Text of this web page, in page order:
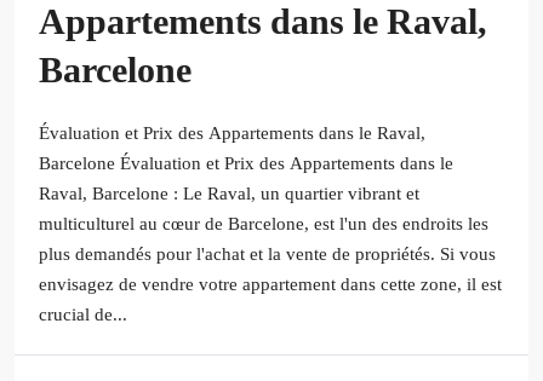
Appartements dans le Raval,
Barcelone
Évaluation et Prix des Appartements dans le Raval,
Barcelone Évaluation et Prix des Appartements dans le
Raval, Barcelone : Le Raval, un quartier vibrant et
multiculturel au cœur de Barcelone, est l'un des endroits les
plus demandés pour l'achat et la vente de propriétés. Si vous
envisagez de vendre votre appartement dans cette zone, il est
crucial de...